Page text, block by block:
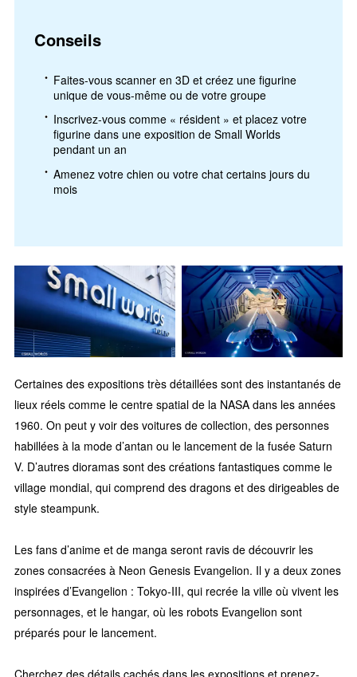
Conseils
Faites-vous scanner en 3D et créez une figurine
unique de vous-même ou de votre groupe
Inscrivez-vous comme « résident » et placez votre
figurine dans une exposition de Small Worlds
pendant un an
Amenez votre chien ou votre chat certains jours du
mois
Certaines des expositions très détaillées sont des instantanés de
lieux réels comme le centre spatial de la NASA dans les années
1960. On peut y voir des voitures de collection, des personnes
habillées à la mode d’antan ou le lancement de la fusée Saturn
V. D’autres dioramas sont des créations fantastiques comme le
village mondial, qui comprend des dragons et des dirigeables de
style steampunk.
Les fans d’anime et de manga seront ravis de découvrir les
zones consacrées à Neon Genesis Evangelion. Il y a deux zones
inspirées d’Evangelion : Tokyo-III, qui recrée la ville où vivent les
personnages, et le hangar, où les robots Evangelion sont
préparés pour le lancement.